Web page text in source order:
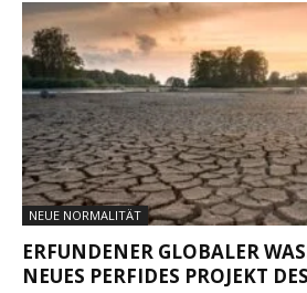
NEUE NORMALITÄT
ERFUNDENER GLOBALER
NEUES PERFIDES PROJEKT